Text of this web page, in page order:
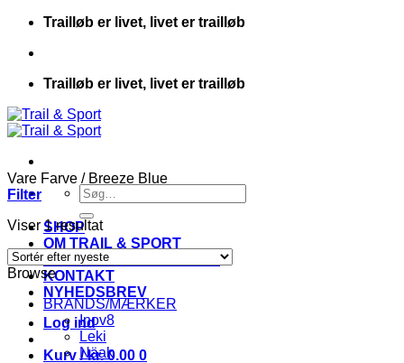
Fortsæt
indhold
Trailløb er livet, livet er trailløb
Trailløb er livet, livet er trailløb
Søg
efter:
SHOP
OM TRAIL & SPORT
HANDELSBETINGELSER
KONTAKT
NYHEDSBREV
Log ind
Kurv /kr.0.00 0
Vare Farve /Breeze Blue
Filter
Viser 1 resultat
Browse
BRANDS/MÆRKER
Inov8
Leki
Näak